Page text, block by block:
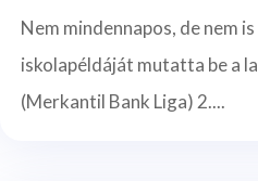
Nem mindennapos, de nem
iskolapéldáját mutatta be a
(Merkantil Bank Liga) 2....